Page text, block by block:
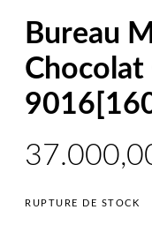
Bureau
Chocolat
RUPTURE DE STOCK